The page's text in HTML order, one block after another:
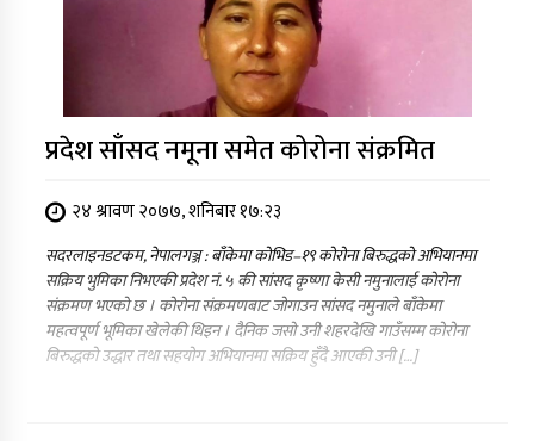
प्रदेश साँसद नमूना समेत कोरोना संक्रमित
२४ श्रावण २०७७, शनिबार १७:२३
सदरलाइनडटकम, नेपालगञ्ज : बाँकेमा कोभिड–१९ कोरोना बिरुद्धको अभियानमा
सक्रिय भुमिका निभएकी प्रदेश नं. ५ की सांसद कृष्णा केसी नमुनालाई कोरोना
संक्रमण भएको छ । कोरोना संक्रमणबाट जोगाउन सांसद नमुनाले बाँकेमा
महत्वपूर्ण भूमिका खेलेकी थिइन । दैनिक जसो उनी शहरदेखि गाउँसम्म कोरोना
बिरुद्धको उद्धार तथा सहयोग अभियानमा सक्रिय हुँदै आएकी उनी […]